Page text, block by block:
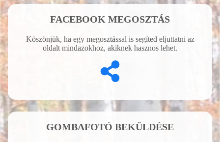
FACEBOOK MEGOSZTÁS
Köszönjük, ha egy megosztással is segíted eljuttatni az
oldalt mindazokhoz, akiknek hasznos lehet.
GOMBAFOTÓ BEKÜLDÉSE